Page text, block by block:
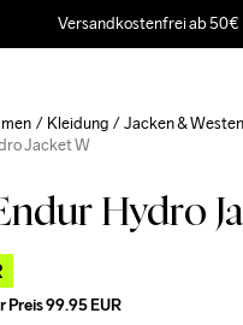
Versandkostenfrei ab 50€
Hydro
Preis99.95 EUR
Kleidung
Jacken & Westen
Jacket W